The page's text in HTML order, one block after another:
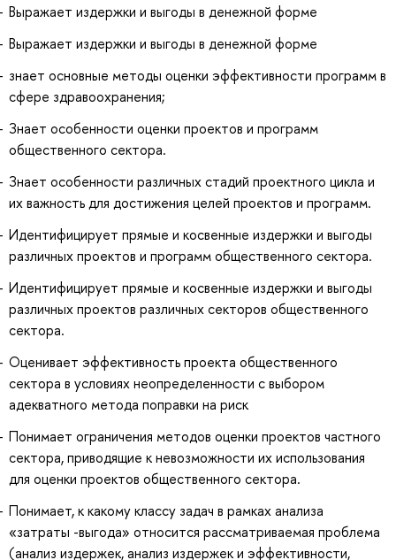
Выражает издержки и выгоды в денежной форме
Выражает издержки и выгоды в денежной форме
знает основные методы оценки эффективности программ в
сфере здравоохранения;
Знает особенности оценки проектов и программ
общественного сектора.
Знает особенности различных стадий проектного цикла и
их важность для достижения целей проектов и программ.
Идентифицирует прямые и косвенные издержки и выгоды
различных проектов и программ общественного сектора.
Идентифицирует прямые и косвенные издержки и выгоды
различных проектов различных секторов общественного
сектора.
Оценивает эффективность проекта общественного
сектора в условиях неопределенности с выбором
адекватного метода поправки на риск
Понимает ограничения методов оценки проектов частного
сектора, приводящие к невозможности их использования
для оценки проектов общественного сектора.
Понимает, к какому классу задач в рамках анализа
«затраты -выгода» относится рассматриваемая проблема
(анализ издержек, анализ издержек и эффективности,